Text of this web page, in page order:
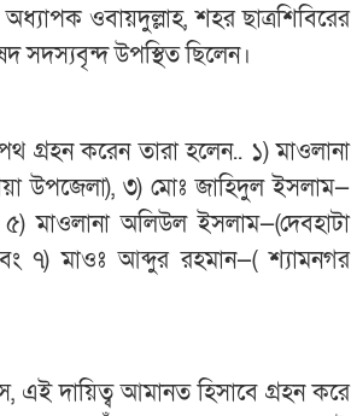
ওবায়দুল্লাহ, শহর ছাত্রশিবিরের
সদস্যবৃন্দ উপস্থিত ছিলেন।
করেন তারা হলেন.. ১) মাওলানা
উপজেলা), ৩) মোঃ জাহিদুল ইসলাম—
মাওলানা অলিউল ইসলাম—(দেবহাটা
৭) মাওঃ আব্দুর রহমান—( শ্যামনগর
এই দায়িত্ব আমানত হিসাবে গ্রহন করে